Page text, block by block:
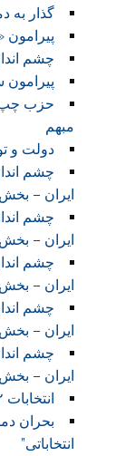
گذار به
چشم
حزب چپ
مبهم
دولت و
چشم
ایران –
چشم
ایران –
چشم
ایران –
چشم
ایران –
چشم
ایران –
انتخابات ۹۲ و پوپولیسم ایرانی
بحران
انتخاباتی”